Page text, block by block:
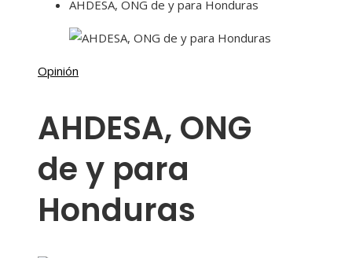
AHDESA, ONG de y para Honduras
Opinión
AHDESA, ONG
de y para
Honduras